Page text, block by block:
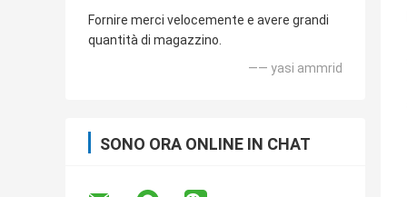
Fornire merci velocemente e avere grandi
quantità di magazzino.
—— yasi ammrid
SONO ORA ONLINE IN CHAT